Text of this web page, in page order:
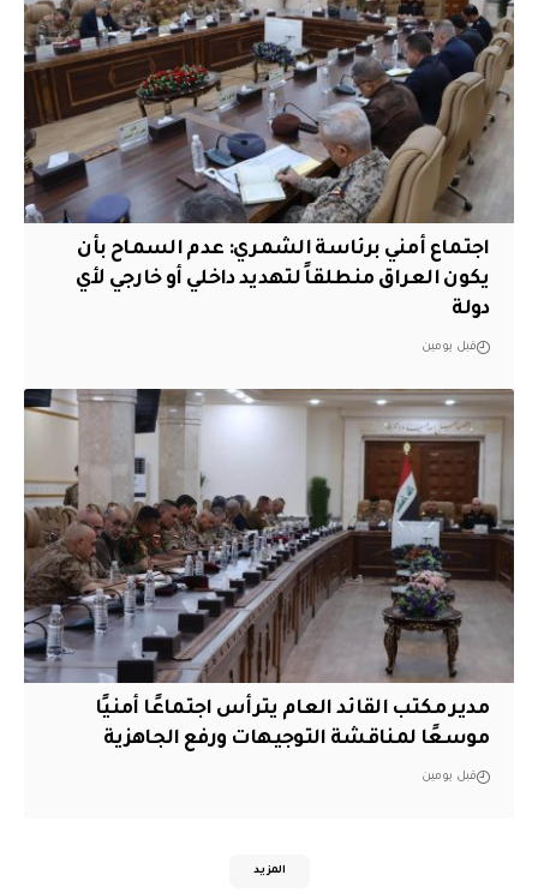
اجتماع أمني برئاسة الشمري: عدم السماح بأن
يكون العراق منطلقاً لتهديد داخلي أو خارجي لأي
دولة
قبل يومين
مدير مكتب القائد العام يترأس اجتماعًا أمنيًا
موسعًا لمناقشة التوجيهات ورفع الجاهزية
قبل يومين
المزيد